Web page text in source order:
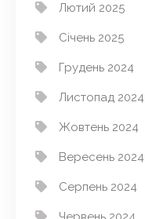
Лютий 2025
Січень 2025
Грудень 2024
Листопад 2024
Жовтень 2024
Вересень 2024
Серпень 2024